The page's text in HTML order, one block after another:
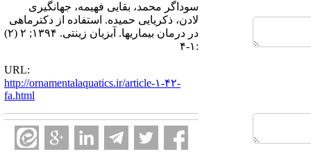
سوداگر محمد، بقایی فهیمه، جهانگیری
لادن، ذکریایی حمیده. استفاده از دکترماهی
در درمان بیماریها. آبزیان زینتی. ۱۳۹۴; ۲ (۲)
:۱-۴
URL:
http://ornamentalaquatics.ir/article-۱-۴۲-
fa.html